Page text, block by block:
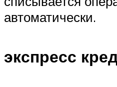
автоматически.
экспресс